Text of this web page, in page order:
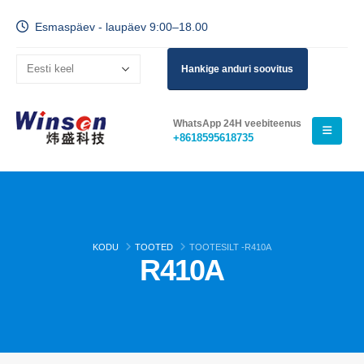
Esmaspäev - laupäev 9:00–18.00
Hankige anduri soovitus
WhatsApp 24H veebiteenus
+8618595618735
KODU TOOTED TOOTESILT -R410A
R410A